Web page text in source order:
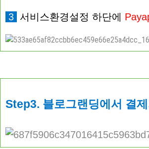
3 서비스환경설정 하단에
Step3. 블로그랜딩에서 결